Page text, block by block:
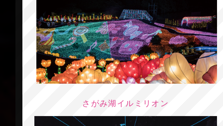
さがみ湖イルミリオン